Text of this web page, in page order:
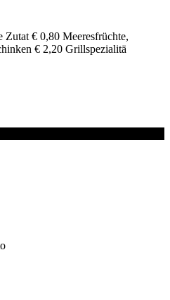
Zutat € 0,80 Meeresfrüchte,
€ 2,20 Grillspezialitä